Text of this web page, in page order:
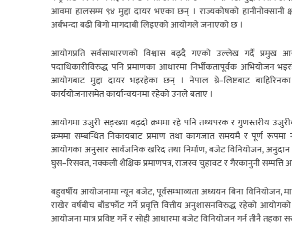
आवमा हालसम्म ९४ मुद्दा दायर भएका छन् । राज्यकोषको हानीनोक्सानी
अर्बभन्दा बढी बिगो मागदाबी लिइएको आयोगले जनाएको छ ।
आयोगप्रति सर्वसाधारणको विश्वास बढ्दै गएको उल्लेख गर्दै
पदाधिकारीविरुद्ध पनि प्रमाणका आधारमा निर्भीकतापूर्वक अभियोजन
आयोगबाट मुद्दा दायर भइरहेका छन् । नेपाल ग्रे–लिष्टबाट
कार्ययोजनासमेत कार्यान्वयनमा रहेको उनले बताए ।
आयोगमा उजुरी सङ्ख्या बढ्दो क्रममा रहे पनि तथ्यपरक र गुणस्तरीय
क्रममा सम्बन्धित निकायबाट प्रमाण तथा कागजात समयमै र पूर्ण
आयोगका अनुसार सार्वजनिक खरिद तथा निर्माण, बजेट विनियोजन, अनुदान
घुस–रिसवत, नक्कली शैक्षिक प्रमाणपत्र, राजस्व चुहावट र गैरकानुनी सम्पत्ति
बहुवर्षीय आयोजनामा न्यून बजेट, पूर्वसम्भाव्यता अध्ययन बिना विनियोजन,
राखेर वर्षबीच बाँडफाँट गर्ने प्रवृत्ति वित्तीय अनुशासनविरुद्ध रहेको
आयोजना मात्र प्रविष्ट गर्ने र सोही आधारमा बजेट विनियोजन गर्न तीनै तहका